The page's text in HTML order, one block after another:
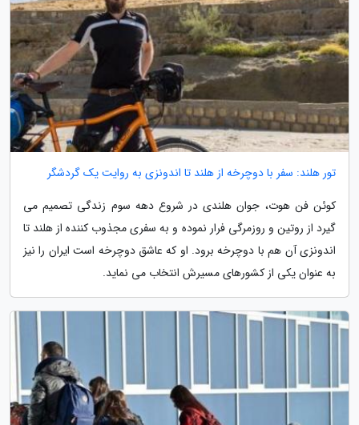
تور هلند: سفر با دوچرخه از هلند تا اندونزی به روایت یک گردشگر
کوئن فن هوت، جوان هلندی در شروع دهه سوم زندگی تصمیم می
گیرد از روتین و روزمرگی فرار نموده و به سفری مجذوب کننده از هلند تا
اندونزی آن هم با دوچرخه برود. او که عاشق دوچرخه است ایران را نیز
به عنوان یکی از کشورهای مسیرش انتخاب می نماید.